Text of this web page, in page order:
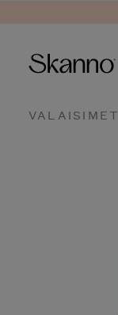
VALAISIMET